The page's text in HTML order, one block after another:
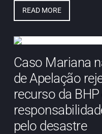
READ MORE
Caso Mariana
de Apelação
recurso da
pelo desastre